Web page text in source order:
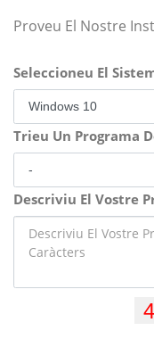
Proveu El Nostre
Seleccioneu El
Trieu Un Programa
Descriviu El Vostre